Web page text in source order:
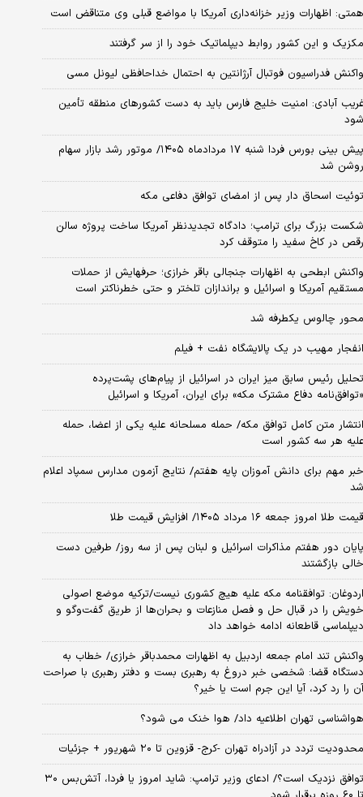
همتی: اظهارات وزیر خزانه‌داری آمریکا با مواضع قبلی وی متناقض است
مکزیک و این کشور روابط دیپلماتیک خود را از سر گرفتند
واکنش فدراسیون فوتبال آرژانتین به احتمال خداحافظی لیونل مسی
غریب آبادی: امنیت خلیج فارس باید به دست کشورهای منطقه تأمین
شود
پیش بینی بورس فردا شنبه ۱۷ مردادماه ۱۴۰۵/ موتور رشد بازار سهام
روشن شد
توئیت اسحاق دار پس از امضای توافق دفاعی مکه
شکست بزرگ برای ترامپ؛ دادگاه تجدیدنظر آمریکا ساخت پروژه سالن
رقص در کاخ سفید را متوقف کرد
واکنش ابطحی به اظهارات جنجالی باقر خرازی؛ حرفهایش از حملات
مستقیم آمریکا و اسرائیل و براندازان تلختر و حتی خطرناکتر است
محور چالوس یکطرفه شد
انفجار مهیب در یک پالایشگاه نفت + فیلم
تحلیل رئیس سابق میز ایران در اسرائیل از پیام‌های پشت‌پرده
«توافق‌نامه دفاع مشترک مکه» برای ایران، آمریکا و اسرائیل
انتشار متن کامل توافق مکه/ حمله مسلحانه علیه یکی از اعضا، حمله
علیه هر سه کشور است
خبر مهم برای دانش آموزان پایه هفتم/ نتایج آزمون مدارس سمپاد اعلام
شد
قیمت طلا امروز جمعه ۱۶ مرداد ۱۴۰۵/ افزایش قیمت طلا
پایان دور هفتم مذاکرات اسرائیل و لبنان پس از سه روز/ طرفین دست
خالی بازگشتند
اردوغان: توافقنامه مکه علیه هیچ کشوری نیست/ترکیه موضع اصولی
خویش را در قبال حل و فصل منازعات و بحران‌ها از طریق گفت‌وگو و
دیپلماسی قاطعانه ادامه خواهد داد
واکنش تند امام جمعه اردبیل به اظهارات محمدباقر خرازی/ خطاب به
دستگاه قضا: شخصی خبر دروغ به رهبری بست و دفتر رهبری با صراحت
آن را رد کرد، آیا این جرم است یا خیر؟
هواشناسی تهران اطلاعیه داد/ هوا خنک می شود؟
محدودیت تردد در آزادراه تهران -کرج- قزوین تا ۲۰ شهریور + جزئیات
توافق نزدیک است؟/ ادعای وزیر ترامپ: شاید امروز یا فردا، آتش‌بس ۳۰